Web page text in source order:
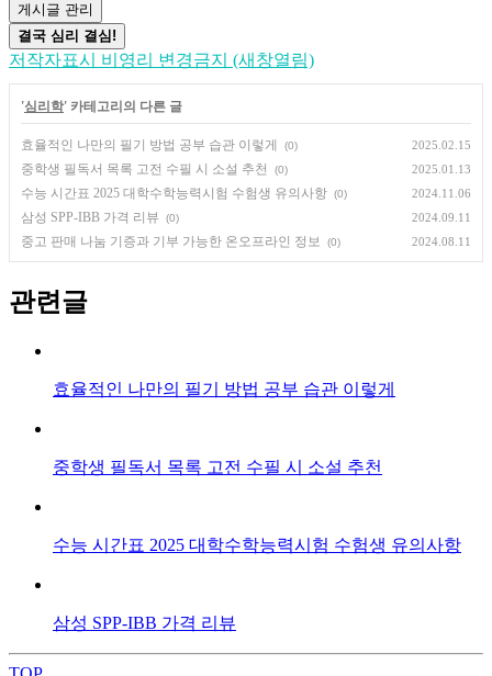
게시글 관리
결국 심리 결심!
저작자표시 비영리 변경금지 (새창열림)
'심리학' 카테고리의 다른 글
효율적인 나만의 필기 방법 공부 습관 이렇게 (0) 2025.02.15
중학생 필독서 목록 고전 수필 시 소설 추천 (0) 2025.01.13
수능 시간표 2025 대학수학능력시험 수험생 유의사항 (0) 2024.11.06
삼성 SPP-IBB 가격 리뷰 (0) 2024.09.11
중고 판매 나눔 기증과 기부 가능한 온오프라인 정보 (0) 2024.08.11
관련글
효율적인 나만의 필기 방법 공부 습관 이렇게
중학생 필독서 목록 고전 수필 시 소설 추천
수능 시간표 2025 대학수학능력시험 수험생 유의사항
삼성 SPP-IBB 가격 리뷰